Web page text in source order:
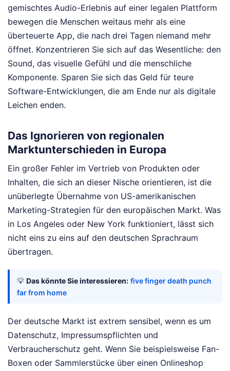
gemischtes Audio-Erlebnis auf einer legalen Plattform
bewegen die Menschen weitaus mehr als eine
überteuerte App, die nach drei Tagen niemand mehr
öffnet. Konzentrieren Sie sich auf das Wesentliche: den
Sound, das visuelle Gefühl und die menschliche
Komponente. Sparen Sie sich das Geld für teure
Software-Entwicklungen, die am Ende nur als digitale
Leichen enden.
Das Ignorieren von regionalen
Marktunterschieden in Europa
Ein großer Fehler im Vertrieb von Produkten oder
Inhalten, die sich an dieser Nische orientieren, ist die
unüberlegte Übernahme von US-amerikanischen
Marketing-Strategien für den europäischen Markt. Was
in Los Angeles oder New York funktioniert, lässt sich
nicht eins zu eins auf den deutschen Sprachraum
übertragen.
💡 Das könnte Sie interessieren: five finger death punch
far from home
Der deutsche Markt ist extrem sensibel, wenn es um
Datenschutz, Impressumspflichten und
Verbraucherschutz geht. Wenn Sie beispielsweise Fan-
Boxen oder Sammlerstücke über einen Onlineshop